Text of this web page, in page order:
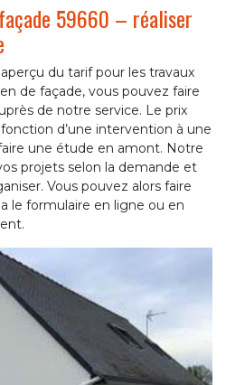
59660 – réaliser
du tarif pour les travaux
de façade, vous pouvez faire
de notre service. Le prix
d’une intervention à une
faire une étude en amont. Notre
projets selon la demande et
Vous pouvez alors faire
le formulaire en ligne ou en